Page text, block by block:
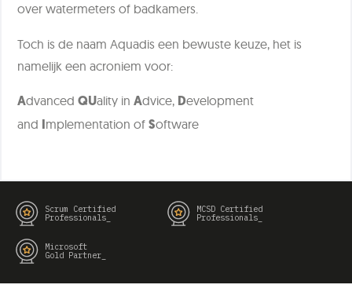
over watermeters of badkamers.
Toch is de naam Aquadis een bewuste keuze, het is
namelijk een acroniem voor:
Advanced QUality in Advice, Development
and mplementation of Software
Scrum Certified
Professionals_
MCSD Certified
Professionals_
Microsoft
Gold Partner_